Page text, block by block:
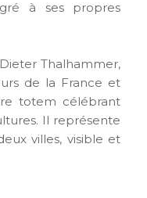
à ses propres
Thalhammer,
de la France et
totem célébrant
Il représente
villes, visible et